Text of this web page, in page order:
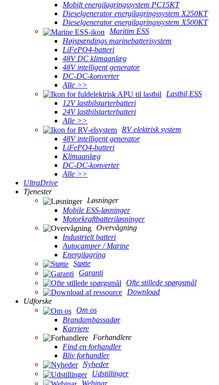
Mobilt energilagringssystem PC15KT
Dieselgenerator energilagringssystem X250KT
Dieselgenerator energilagringssystem X500KT
Maritim ESS
Højspændings marinebatterisystem
LiFePO4-batteri
48V DC klimaanlæg
48V intelligent generator
DC-DC-konverter
Alle >>
Lastbil ESS
12V lastbilstarterbatteri
24V lastbilstarterbatteri
Alle >>
RV elektrisk system
48V intelligent generator
LiFePO4-batteri
Klimaanlæg
DC-DC-konverter
Alle >>
UltraDrive
Tjenester
Løsninger
Mobile ESS-løsninger
Motorkraftbatteriløsninger
Overvågning
Industrielt batteri
Autocamper / Marine
Energilagring
Støtte
Garanti
Ofte stillede spørgsmål
Download
Udforske
Om os
Brandambassadør
Karriere
Forhandlere
Find en forhandler
Bliv forhandler
Nyheder
Udstillinger
Webinar